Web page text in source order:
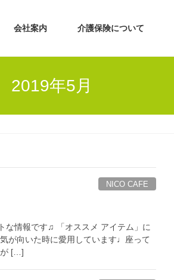
会社案内 介護保険について
2019年5月
NICO CAFE
な情報です♫ 「オススメ アイテム」に
が向いた時に愛用しています♩座って
が […]